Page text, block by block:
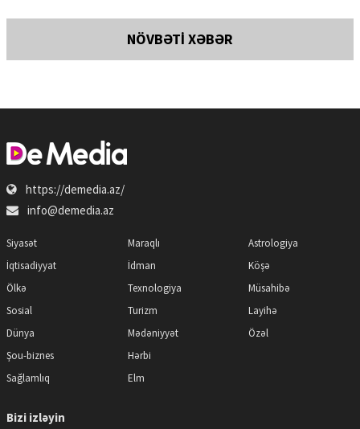
NÖVBƏTİ XƏBƏR
https://demedia.az/
info@demedia.az
Siyasət
İqtisadiyyat
Ölkə
Sosial
Dünya
Şou-biznes
Sağlamlıq
Maraqlı
İdman
Texnologiya
Turizm
Mədəniyyət
Hərbi
Elm
Astrologiya
Köşə
Müsahibə
Layihə
Özəl
Bizi izləyin